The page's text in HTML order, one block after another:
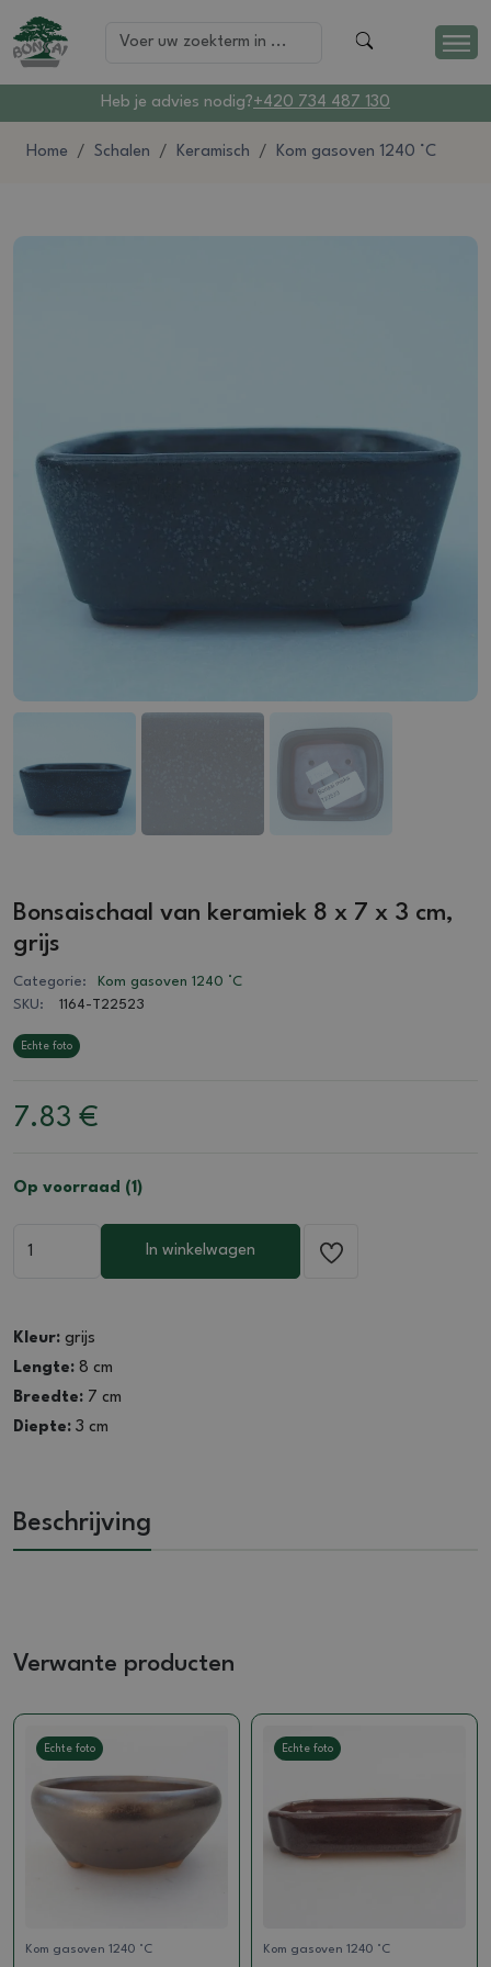
Heb je advies nodig?+420 734 487 130
Home Schalen Keramisch Kom gasoven 1240 °C
Bonsaischaal van keramiek 8 x 7 x 3 cm,
grijs
Categorie:
Kom gasoven 1240 °C
SKU:
1164-T22523
Echte foto
7.83 €
Op voorraad (1)
In winkelwagen
Kleur: grijs
Lengte: 8 cm
Breedte: 7 cm
Diepte: 3 cm
Beschrijving
Verwante producten
Echte foto
Kom gasoven 1240 °C
Echte foto
Kom gasoven 1240 °C